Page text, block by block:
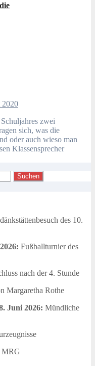
2020
sich, was die
oder auch wieso man
Klassensprecher
des 10.
Fußballturnier des
nach der 4. Stunde
Margaretha Rothe
Juni 2026: Mündliche
MRG